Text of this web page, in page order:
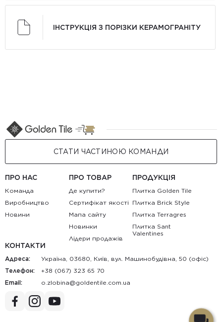
ІНСТРУКЦІЯ З ПОРІЗКИ КЕРАМОГРАНІТУ
СТАТИ ЧАСТИНОЮ КОМАНДИ
ПРО НАС
Команда
Виробництво
Новини
ПРО ТОВАР
Де купити?
Сертифікат якості
Мапа сайту
Новинки
Лідери продажів
ПРОДУКЦІЯ
Плитка Golden Tile
Плитка Brick Style
Плитка Terragres
Плитка Sant
Valentines
КОНТАКТИ
Адреса:
Україна, 03680, Київ, вул. Машинобудівна, 50 (офіс)
Телефон:
+38 (067) 323 65 70
Email:
au.moc.elitnedlog@anibolz.o